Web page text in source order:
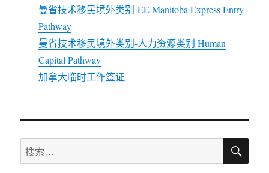
曼省技术移民境外类别-EE Manitoba Express Entry
Pathway
曼省技术移民境外类别-人力资源类别 Human
Capital Pathway
加拿大临时工作签证
搜
索：
搜